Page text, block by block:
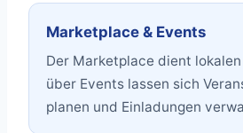
Marketplace & Events
Der Marketplace dient
über Events lassen sich
planen und Einladungen